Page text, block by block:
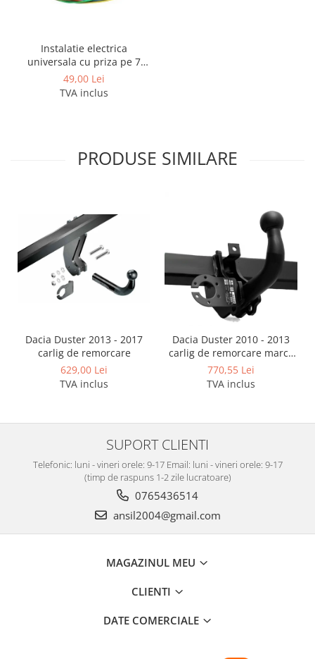
Instalatie electrica
universala cu priza pe 7
pini
49,00 Lei
TVA inclus
PRODUSE SIMILARE
Dacia Duster 2013 - 2017
carlig de remorcare
629,00 Lei
TVA inclus
Dacia Duster 2010 - 2013
carlig de remorcare marca
Autohak
770,55 Lei
TVA inclus
SUPORT CLIENTI
Telefonic: luni - vineri orele: 9-17 Email: luni - vineri orele: 9-17
(timp de raspuns 1-2 zile lucratoare)
0765436514
ansil2004@gmail.com
MAGAZINUL MEU
CLIENTI
DATE COMERCIALE